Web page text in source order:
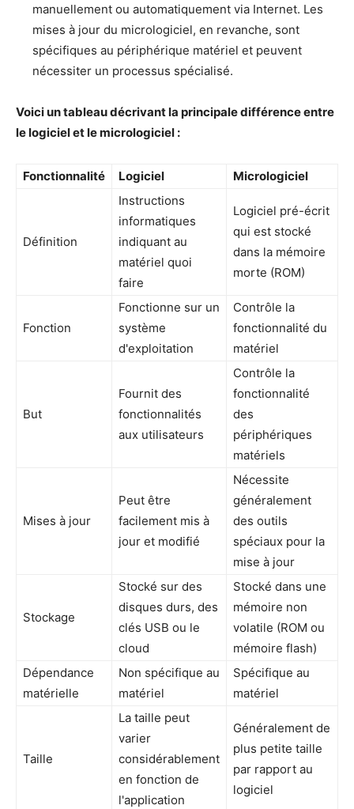
manuellement ou automatiquement via Internet. Les
mises à jour du micrologiciel, en revanche, sont
spécifiques au périphérique matériel et peuvent
nécessiter un processus spécialisé.
Voici un tableau décrivant la principale différence entre
le logiciel et le micrologiciel :
Fonctionnalité Logiciel Micrologiciel
Définition
Instructions
informatiques
indiquant au
matériel quoi
faire
Logiciel pré-écrit
qui est stocké
dans la mémoire
morte (ROM)
Fonction
Fonctionne sur un
système
d'exploitation
Contrôle la
fonctionnalité du
matériel
But
Fournit des
fonctionnalités
aux utilisateurs
Contrôle la
fonctionnalité
des
périphériques
matériels
Mises à jour
Peut être
facilement mis à
jour et modifié
Nécessite
généralement
des outils
spéciaux pour la
mise à jour
Stockage
Stocké sur des
disques durs, des
clés USB ou le
cloud
Stocké dans une
mémoire non
volatile (ROM ou
mémoire flash)
Dépendance
matérielle
Non spécifique au
matériel
Spécifique au
matériel
Taille
La taille peut
varier
considérablement
en fonction de
l'application
Généralement de
plus petite taille
par rapport au
logiciel